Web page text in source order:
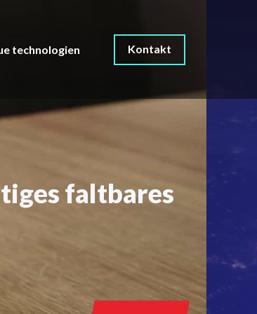
technologien Kontakt
faltbares